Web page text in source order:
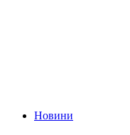
Новини